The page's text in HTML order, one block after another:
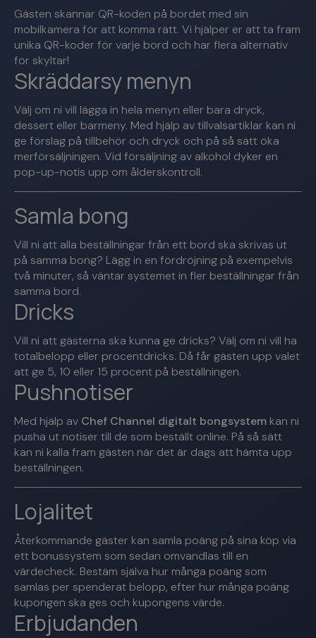
Gästen skannar QR-koden på bordet med sin
mobilkamera för att komma rätt. Vi hjälper er att ta fram
unika QR-koder för varje bord och har flera alternativ
för skyltar!
Skräddarsy menyn
Välj om ni vill lägga in hela menyn eller bara dryck,
dessert eller barmeny. Med hjälp av tillvalsartiklar kan ni
ge förslag på tillbehör och dryck och på så sätt öka
merförsäljningen. Vid försäljning av alkohol dyker en
pop-up-notis upp om ålderskontroll.
Samla bong
Vill ni att alla beställningar från ett bord ska skrivas ut
på samma bong? Lägg in en fördröjning på exempelvis
två minuter, så väntar systemet in fler beställningar från
samma bord.
Dricks
Vill ni att gästerna ska kunna ge dricks? Välj om ni vill ha
totalbelopp eller procentdricks. Då får gästen upp valet
att ge 5, 10 eller 15 procent på beställningen.
Pushnotiser
Med hjälp av Chef Channel digitalt bongsystem kan ni
pusha ut notiser till de som beställt online. På så sätt
kan ni kalla fram gästen när det är dags att hämta upp
beställningen.
Lojalitet
Återkommande gäster kan samla poäng på sina köp via
ett bonussystem som sedan omvandlas till en
värdecheck. Bestäm själva hur många poäng som
samlas per spenderat belopp, efter hur många poäng
kupongen ska ges och kupongens värde.
Erbjudanden